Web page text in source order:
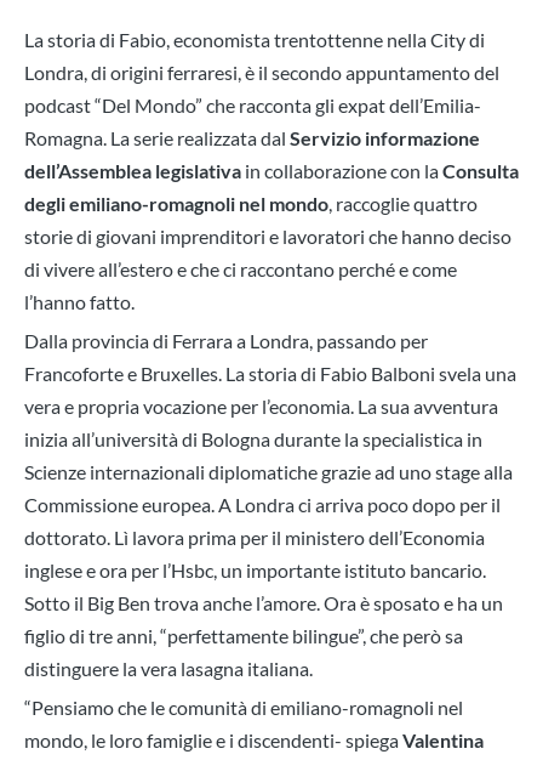
La storia di Fabio, economista trentottenne nella City di
Londra, di origini ferraresi, è il secondo appuntamento del
podcast “Del Mondo” che racconta gli expat dell’Emilia-
Romagna. La serie realizzata dal Servizio informazione
dell’Assemblea legislativa in collaborazione con laConsulta
degli emiliano-romagnoli nel mondo, raccoglie quattro
storie di giovani imprenditori e lavoratori che hanno deciso
di vivere all’estero e che ci raccontano perché e come
l’hanno fatto.
Dalla provincia di Ferrara a Londra, passando per
Francoforte e Bruxelles. La storia di Fabio Balboni svela una
vera e propria vocazione per l’economia. La sua avventura
inizia all’università di Bologna durante la specialistica in
Scienze internazionali diplomatiche grazie ad uno stage alla
Commissione europea. A Londra ci arriva poco dopo per il
dottorato. Lì lavora prima per il ministero dell’Economia
inglese e ora per l’Hsbc, un importante istituto bancario.
Sotto il Big Ben trova anche l’amore. Ora è sposato e ha un
figlio di tre anni, “perfettamente bilingue”, che però sa
distinguere la vera lasagna italiana.
“Pensiamo che le comunità di emiliano-romagnoli nel
mondo, le loro famiglie e i discendenti- spiegaValentina